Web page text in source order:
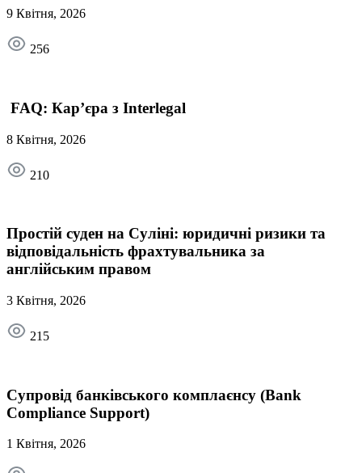
9 Квітня, 2026
256
FAQ: Кар’єра з Interlegal
8 Квітня, 2026
210
Простій суден на Суліні: юридичні ризики та
відповідальність фрахтувальника за
англійським правом
3 Квітня, 2026
215
Супровід банківського комплаєнсу (Bank
Compliance Support)
1 Квітня, 2026